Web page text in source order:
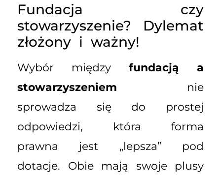
Fundacja czy
stowarzyszenie? Dylemat
złożony i ważny!
Wybór między fundacją a
stowarzyszeniem nie
sprowadza się do prostej
odpowiedzi, która forma
prawna jest „lepsza” pod
dotacje. Obie mają swoje plusy